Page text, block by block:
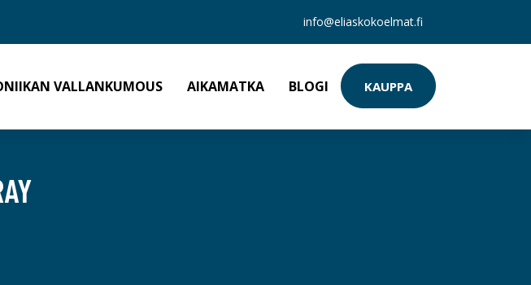
info@eliaskokoelmat.fi
VALLANKUMOUS AIKAMATKA BLOGI KAUPPA